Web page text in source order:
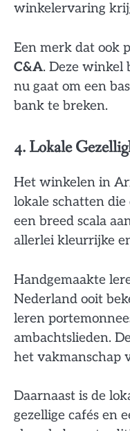
winkelervaring
Een merk dat ook
C&A. Deze winkel
nu gaat om een
bank te breken.
4. Lokale
Het winkelen in
lokale schatten
een breed scala
allerlei kleurrijke
Handgemaakte
Nederland ooit
leren
ambachtslieden.
het vakmanschap
Daarnaast is de
gezellige cafés en